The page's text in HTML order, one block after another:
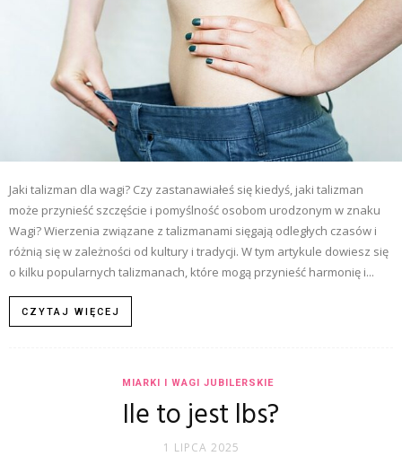
Jaki talizman dla wagi? Czy zastanawiałeś się kiedyś, jaki talizman
może przynieść szczęście i pomyślność osobom urodzonym w znaku
Wagi? Wierzenia związane z talizmanami sięgają odległych czasów i
różnią się w zależności od kultury i tradycji. W tym artykule dowiesz się
o kilku popularnych talizmanach, które mogą przynieść harmonię i...
CZYTAJ WIĘCEJ
MIARKI I WAGI JUBILERSKIE
Ile to jest lbs?
1 LIPCA 2025